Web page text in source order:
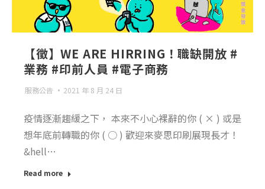
【徵】WE ARE HIRRING！職缺開放 #
業務 #印前人員 #電子商務
服務公告 2021 年 8 月 24 日
疫情逐漸趨緩之下， 本來不小心裸辭的你 ( × ) 或是
想年底前轉職的你 ( ○ ) 歡迎來麥思印刷展現長才！
&hell…
Read more